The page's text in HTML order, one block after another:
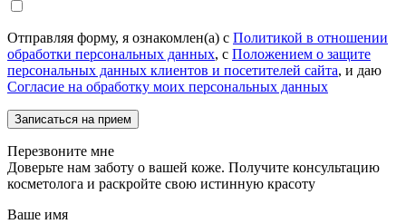
Отправляя форму, я ознакомлен(а) с Политикой в отношении
обработки персональных данных, с Положением о защите
персональных данных клиентов и посетителей сайта, и даю
Согласие на обработку моих персональных данных
Перезвоните мне
Доверьте нам заботу о вашей коже. Получите консультацию
косметолога и раскройте свою истинную красоту
Ваше имя